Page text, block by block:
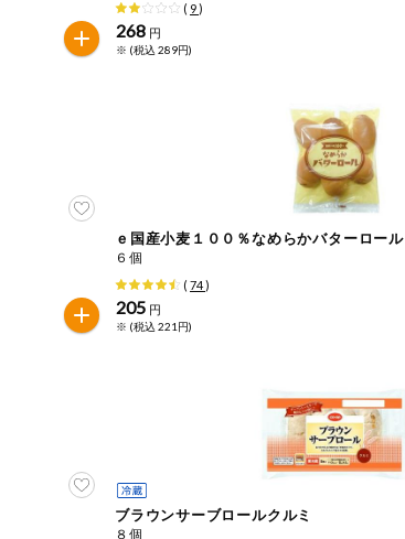
( 9)
268 円
※ (税込 289円)
ｅ国産小麦１００％なめらかバターロール
６個
(74)
205 円
※ (税込 221円)
ブラウンサーブロールクルミ
８個